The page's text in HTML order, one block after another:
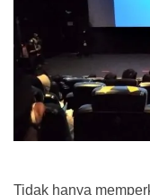
Tidak hanya